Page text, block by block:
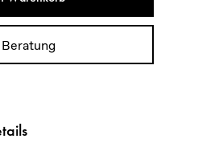
Beratung